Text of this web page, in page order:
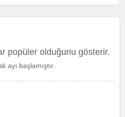
popüler olduğunu gösterir.
ayı başlamıştır.